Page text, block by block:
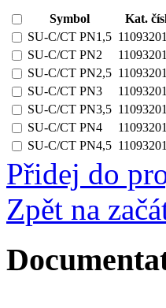
Symbol Kat.
SU-C/CT PN1,5
SU-C/CT PN2
SU-C/CT PN2,5
SU-C/CT PN3
SU-C/CT PN3,5
SU-C/CT PN4
SU-C/CT PN4,5
Přidej do
Zpět na